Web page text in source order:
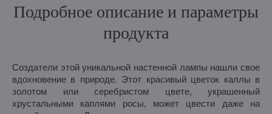
Подробное описание и параметры
продукта
Создатели этой уникальной настенной лампы нашли свое
вдохновение в природе. Этот красивый цветок каллы в
золотом или серебристом цвете, украшенный
хрустальными каплями росы, может цвести даже на